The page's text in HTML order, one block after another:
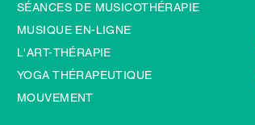
SÉANCES DE MUSICOTHÉRAPIE
MUSIQUE EN-LIGNE
L'ART-THÉRAPIE
YOGA THÉRAPEUTIQUE
MOUVEMENT